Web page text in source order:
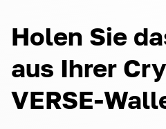
Holen Sie
aus Ihrer
VERSE-